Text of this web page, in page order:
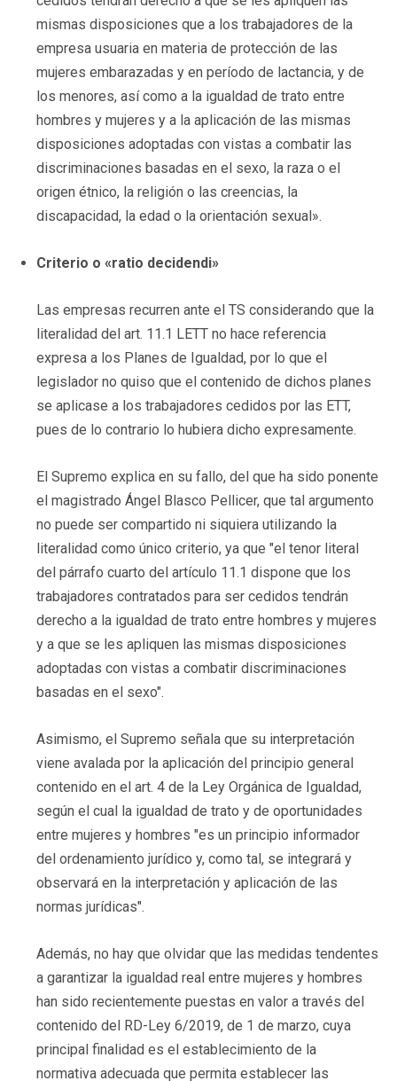
mismas disposiciones que a los trabajadores de la
empresa usuaria en materia de protección de las
mujeres embarazadas y en período de lactancia, y de
los menores, así como a la igualdad de trato entre
hombres y mujeres y a la aplicación de las mismas
disposiciones adoptadas con vistas a combatir las
discriminaciones basadas en el sexo, la raza o el
origen étnico, la religión o las creencias, la
discapacidad, la edad o la orientación sexual».
Criterio o «ratio decidendi»
Las empresas recurren ante el TS considerando que la
literalidad del art. 11.1 LETT no hace referencia
expresa a los Planes de Igualdad, por lo que el
legislador no quiso que el contenido de dichos planes
se aplicase a los trabajadores cedidos por las ETT,
pues de lo contrario lo hubiera dicho expresamente.
El Supremo explica en su fallo, del que ha sido ponente
el magistrado Ángel Blasco Pellicer, que tal argumento
no puede ser compartido ni siquiera utilizando la
literalidad como único criterio, ya que "el tenor literal
del párrafo cuarto del artículo 11.1 dispone que los
trabajadores contratados para ser cedidos tendrán
derecho a la igualdad de trato entre hombres y mujeres
y a que se les apliquen las mismas disposiciones
adoptadas con vistas a combatir discriminaciones
basadas en el sexo".
Asimismo, el Supremo señala que su interpretación
viene avalada por la aplicación del principio general
contenido en el art. 4 de la Ley Orgánica de Igualdad,
según el cual la igualdad de trato y de oportunidades
entre mujeres y hombres "es un principio informador
del ordenamiento jurídico y, como tal, se integrará y
observará en la interpretación y aplicación de las
normas jurídicas".
Además, no hay que olvidar que las medidas tendentes
a garantizar la igualdad real entre mujeres y hombres
han sido recientemente puestas en valor a través del
contenido del RD-Ley 6/2019, de 1 de marzo, cuya
principal finalidad es el establecimiento de la
normativa adecuada que permita establecer las